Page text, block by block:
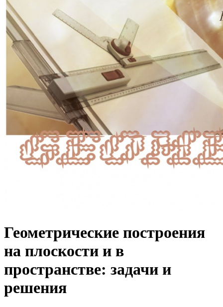
Геометрические построения
на плоскости и в
пространстве: задачи и
решения